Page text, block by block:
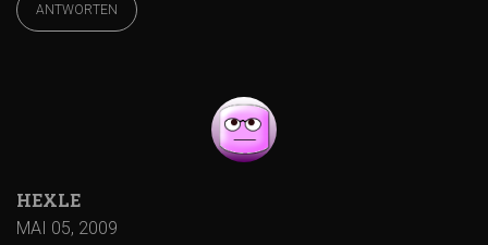
ANTWORTEN
HEXLE
MAI 05, 2009